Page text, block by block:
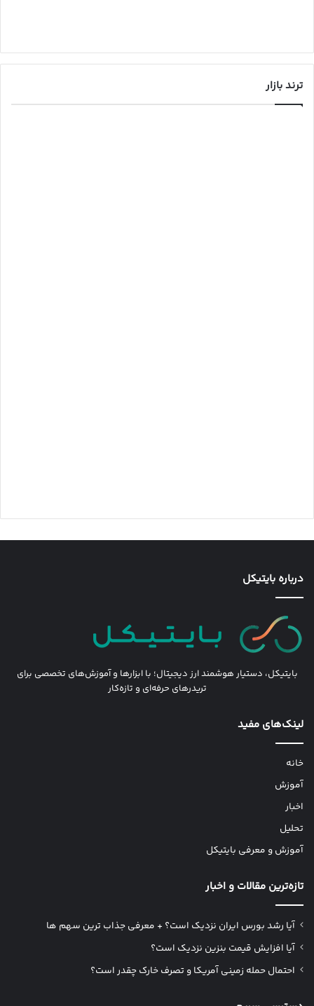
ترند بازار
درباره بایتیکل
بایتیکل، دستیار هوشمند ارز دیجیتال؛ با ابزارها و آموزش‌های تخصصی برای
تریدرهای حرفه‌ای و تازه‌کار
لینک‌های مفید
خانه
آموزش
اخبار
تحلیل
آموزش و معرفی بایتیکل
تازه‌ترین مقالات و اخبار
آیا رشد بورس ایران نزدیک است؟ + معرفی جذاب ترین سهم ها
آیا افزایش قیمت بنزین نزدیک است؟
احتمال حمله زمینی آمریکا و تصرف خارک چقدر است؟